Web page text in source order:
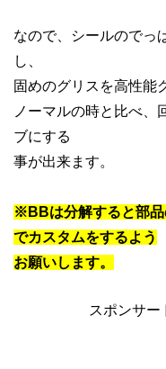
なので、シールのでっ
し、
固めのグリスを高性能
ノーマルの時と比べ、
ブにする
事が出来ます。
※BBは分解すると部品
でカスタムをするよう
お願いします。
スポンサー